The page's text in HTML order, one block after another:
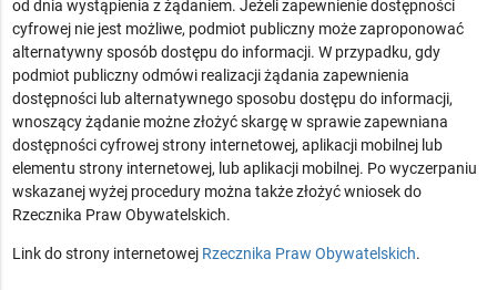
od dnia wystąpienia z żądaniem. Jeżeli zapewnienie dostępności
cyfrowej nie jest możliwe, podmiot publiczny może zaproponować
alternatywny sposób dostępu do informacji. W przypadku, gdy
podmiot publiczny odmówi realizacji żądania zapewnienia
dostępności lub alternatywnego sposobu dostępu do informacji,
wnoszący żądanie możne złożyć skargę w sprawie zapewniana
dostępności cyfrowej strony internetowej, aplikacji mobilnej lub
elementu strony internetowej, lub aplikacji mobilnej. Po wyczerpaniu
wskazanej wyżej procedury można także złożyć wniosek do
Rzecznika Praw Obywatelskich.
Link do strony internetowej Rzecznika Praw Obywatelskich.